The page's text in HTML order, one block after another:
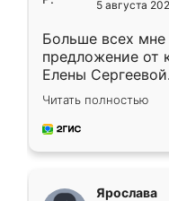
5 августа
Больше всех мне
предложение от
Елены
короткие сроки
для замера
предложил по
Читать полностью
Ярослава